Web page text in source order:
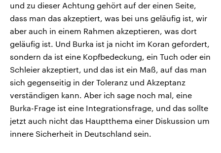
und zu dieser Achtung gehört auf der einen Seite,
dass man das akzeptiert, was bei uns geläufig ist, wir
aber auch in einem Rahmen akzeptieren, was dort
geläufig ist. Und Burka ist ja nicht im Koran gefordert,
sondern da ist eine Kopfbedeckung, ein Tuch oder ein
Schleier akzeptiert, und das ist ein Maß, auf das man
sich gegenseitig in der Toleranz und Akzeptanz
verständigen kann. Aber ich sage noch mal, eine
Burka-Frage ist eine Integrationsfrage, und das sollte
jetzt auch nicht das Hauptthema einer Diskussion um
innere Sicherheit in Deutschland sein.